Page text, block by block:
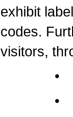
exhibit
codes.
visitors,
• The
•